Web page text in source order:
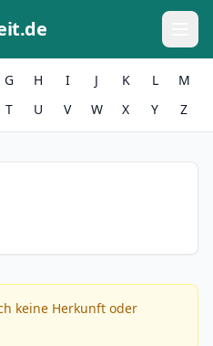
G H I J K L
M
T U V W X Y Z
keine Herkunft oder